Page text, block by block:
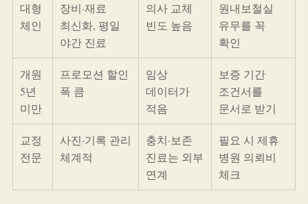
대형
체인
장비·재료
최신화, 평일
야간 진료
의사 교체
빈도 높음
원내보철실
유무를 꼭
확인
개원
5년
미만
프로모션 할인
폭 큼
임상
데이터가
적음
보증 기간
조건서를
문서로 받기
교정
전문
사진·기록 관리
체계적
충치·보존
진료는 외부
연계
필요 시 제휴
병원 의뢰비
체크